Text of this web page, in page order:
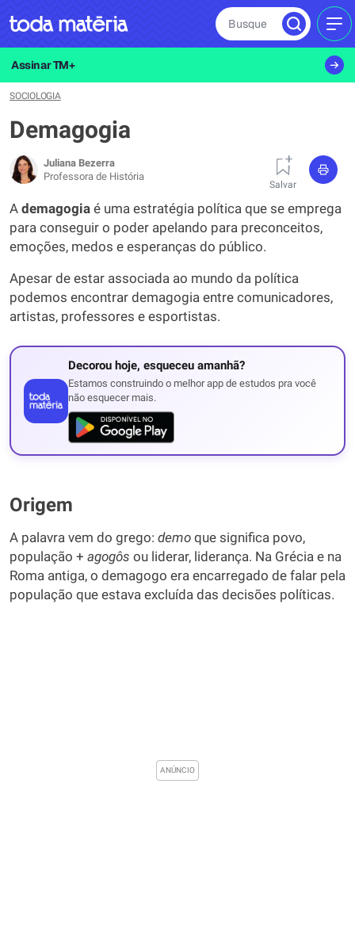
Busque
Assinar TM+
SOCIOLOGIA
Demagogia
Juliana Bezerra
Professora de História
Salvar
A demagogia é uma estratégia política que se emprega
para conseguir o poder apelando para preconceitos,
emoções, medos e esperanças do público.
Apesar de estar associada ao mundo da política
podemos encontrar demagogia entre comunicadores,
artistas, professores e esportistas.
Decorou hoje, esqueceu amanhã?
Estamos construindo o melhor app de estudos pra você
não esquecer mais.
Origem
A palavra vem do grego: demo que significa povo,
população + agogôs ou liderar, liderança. Na Grécia e na
Roma antiga, o demagogo era encarregado de falar pela
população que estava excluída das decisões políticas.